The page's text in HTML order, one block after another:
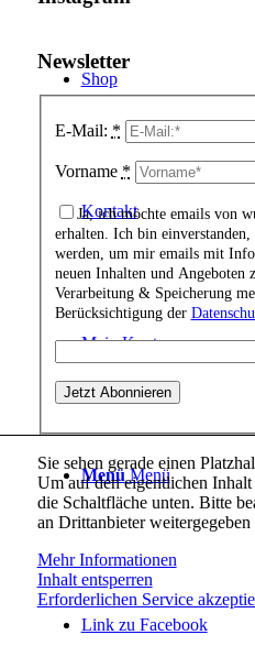
Shop
Kontakt
Mein Konto
Menü Menü
Link zu Facebook
Newsletter
E-Mail: *
Vorname *
Ja, ich möchte emails von
erhalten. Ich bin einverstanden,
werden, um mir emails mit
neuen Inhalten und Angeboten
Verarbeitung & Speicherung
Berücksichtigung der
Sie sehen gerade einen
Um auf den eigentlichen
die Schaltfläche unten. Bitte
an Drittanbieter weitergegeben
Mehr Informationen
Inhalt entsperren
Erforderlichen Service